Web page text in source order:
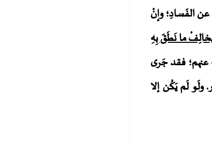
عن الفَسادِ؛ وإنْ
ما نَطَقَ بِهِ
؛ فقد جَرى
ولَو لَم يَكُن إلا